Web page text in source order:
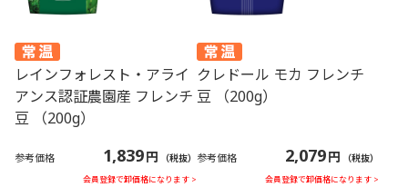
レインフォレスト・アライ
アンス認証農園産 フレンチ
豆 （200g）
参考価格 1,839円 （税抜）
会員登録で卸価格になります >
クレドール モカ フレンチ
豆 （200g）
参考価格 2,079円 （税抜）
会員登録で卸価格になります >